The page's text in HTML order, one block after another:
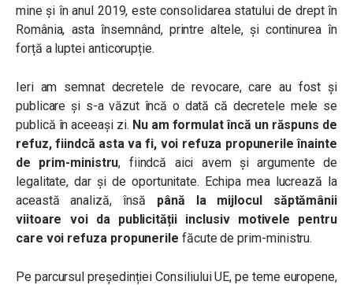
mine și în anul 2019, este consolidarea statului de drept în
România, asta însemnând, printre altele, și continurea în
forță a luptei anticorupție.
Ieri am semnat decretele de revocare, care au fost și
publicare și s-a văzut încă o dată că decretele mele se
publică în aceeași zi. Nu am formulat încă un răspuns de
refuz, fiindcă asta va fi, voi refuza propunerile înainte
de prim-ministru, fiindcă aici avem și argumente de
legalitate, dar și de oportunitate. Echipa mea lucrează la
această analiză, însă până la mijlocul săptămânii
viitoare voi da publicității inclusiv motivele pentru
care voi refuza propunerile făcute de prim-ministru.
Pe parcursul președinției Consiliului UE, pe teme europene,